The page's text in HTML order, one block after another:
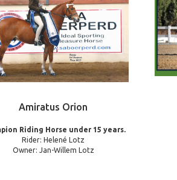
Amiratus Orion
Riding Horse under 15 years.
Rider: Helené Lotz
Owner: Jan-Willem Lotz